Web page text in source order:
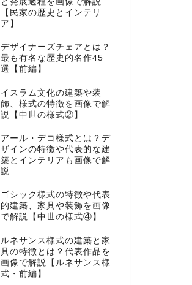
【民家の歴史とインテリ
ア】
デザイナーズチェアとは？
最も有名な歴史的名作45
選【前編】
イスラム文化の建築や装
飾、様式の特徴を画像で解
説【中世の様式②】
アール・デコ様式とは？デ
ザインの特徴や代表的な建
築とインテリアも画像で解
説
ゴシック様式の特徴や代表
的建築、家具や装飾を画像
で解説【中世の様式④】
ルネサンス様式の建築と家
具の特徴とは？代表作品を
画像で解説【ルネサンス様
式・前編】